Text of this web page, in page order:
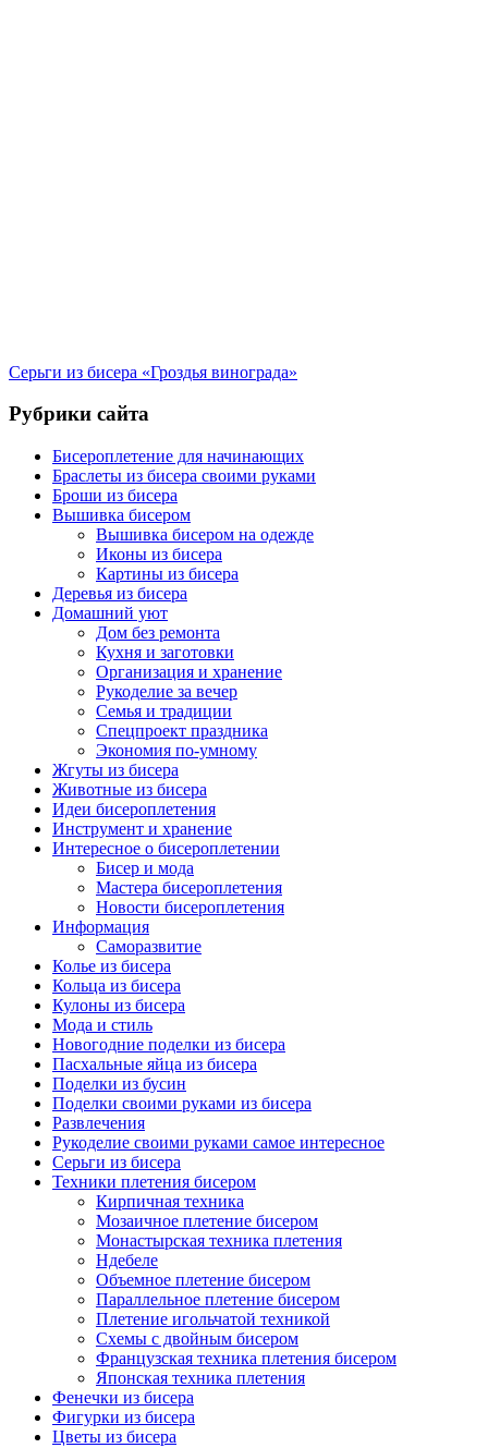
Серьги из бисера «Гроздья винограда»
Рубрики сайта
Бисероплетение для начинающих
Браслеты из бисера своими руками
Броши из бисера
Вышивка бисером
Вышивка бисером на одежде
Иконы из бисера
Картины из бисера
Деревья из бисера
Домашний уют
Дом без ремонта
Кухня и заготовки
Организация и хранение
Рукоделие за вечер
Семья и традиции
Спецпроект праздника
Экономия по-умному
Жгуты из бисера
Животные из бисера
Идеи бисероплетения
Инструмент и хранение
Интересное о бисероплетении
Бисер и мода
Мастера бисероплетения
Новости бисероплетения
Информация
Саморазвитие
Колье из бисера
Кольца из бисера
Кулоны из бисера
Мода и стиль
Новогодние поделки из бисера
Пасхальные яйца из бисера
Поделки из бусин
Поделки своими руками из бисера
Развлечения
Рукоделие своими руками самое интересное
Серьги из бисера
Техники плетения бисером
Кирпичная техника
Мозаичное плетение бисером
Монастырская техника плетения
Ндебеле
Объемное плетение бисером
Параллельное плетение бисером
Плетение игольчатой техникой
Схемы с двойным бисером
Французская техника плетения бисером
Японская техника плетения
Фенечки из бисера
Фигурки из бисера
Цветы из бисера